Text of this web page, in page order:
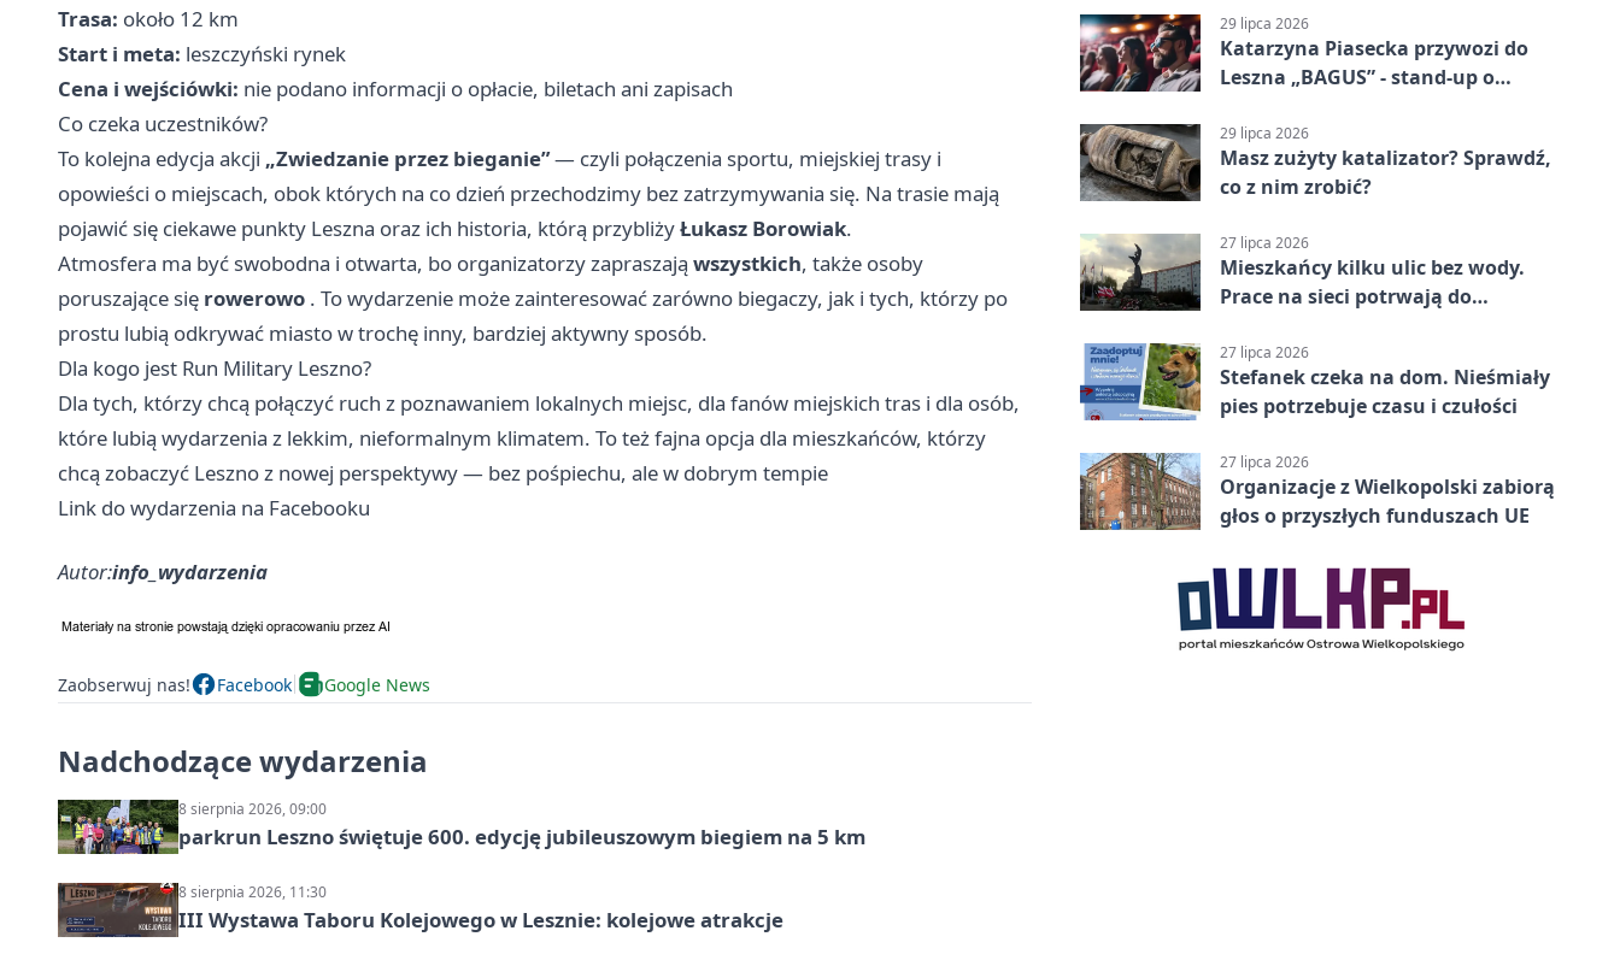
Trasa: około 12 km
Start i meta: leszczyński rynek
Cena i wejściówki: nie podano informacji o opłacie, biletach ani zapisach
Co czeka uczestników?
To kolejna edycja akcji „Zwiedzanie przez bieganie”— czyli połączenia sportu, miejskiej trasy i
opowieści o miejscach, obok których na co dzień przechodzimy bez zatrzymywania się. Na trasie mają
pojawić się ciekawe punkty Leszna oraz ich historia, którą przybliżyŁukasz Borowiak.
Atmosfera ma być swobodna i otwarta, bo organizatorzy zapraszają wszystkich, także osoby
poruszające się rowerowo . To wydarzenie może zainteresować zarówno biegaczy, jak i tych, którzy po
prostu lubią odkrywać miasto w trochę inny, bardziej aktywny sposób.
Dla kogo jest Run Military Leszno?
Dla tych, którzy chcą połączyć ruch z poznawaniem lokalnych miejsc, dla fanów miejskich tras i dla osób,
które lubią wydarzenia z lekkim, nieformalnym klimatem. To też fajna opcja dla mieszkańców, którzy
chcą zobaczyć Leszno z nowej perspektywy — bez pośpiechu, ale w dobrym tempie ‍
Link do wydarzenia na Facebooku
Autor:info_wydarzenia
Zaobserwuj nas! Facebook Google News
Nadchodzące wydarzenia
8 sierpnia 2026, 09:00
parkrun Leszno świętuje 600. edycję jubileuszowym biegiem na 5 km
8 sierpnia 2026, 11:30
III Wystawa Taboru Kolejowego w Lesznie: kolejowe atrakcje
29 lipca 2026
Katarzyna Piasecka przywozi do
Leszna „BAGUS” - stand-up o
29 lipca 2026
Masz zużyty katalizator? Sprawdź,
co z nim zrobić?
27 lipca 2026
Mieszkańcy kilku ulic bez wody.
Prace na sieci potrwają do
27 lipca 2026
Stefanek czeka na dom. Nieśmiały
pies potrzebuje czasu i czułości
27 lipca 2026
Organizacje z Wielkopolski zabiorą
głos o przyszłych funduszach UE